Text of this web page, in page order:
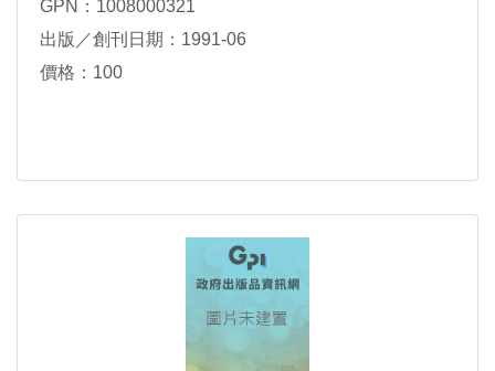
GPN：1008000321
出版／創刊日期：1991-06
價格：100